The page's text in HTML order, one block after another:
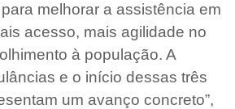
melhorar a assistência em
acesso, mais agilidade no
à população. A
e o início dessas três
um avanço concreto”,